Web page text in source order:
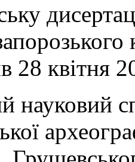
28 квітня
науковий